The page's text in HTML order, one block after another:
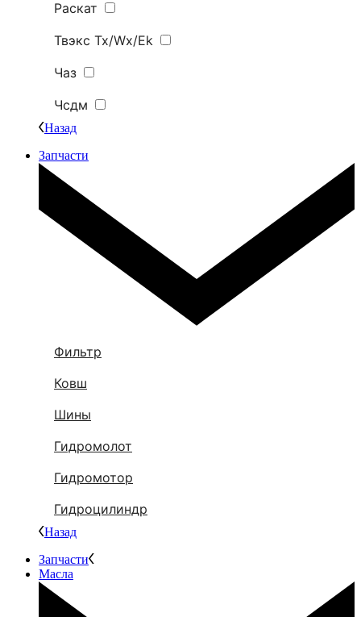
Раскат
Твэкс Tx/Wx/Ek
Чаз
Чсдм
Назад
Запчасти
Фильтр
Ковш
Шины
Гидромолот
Гидромотор
Гидроцилиндр
Назад
Запчасти
Масла